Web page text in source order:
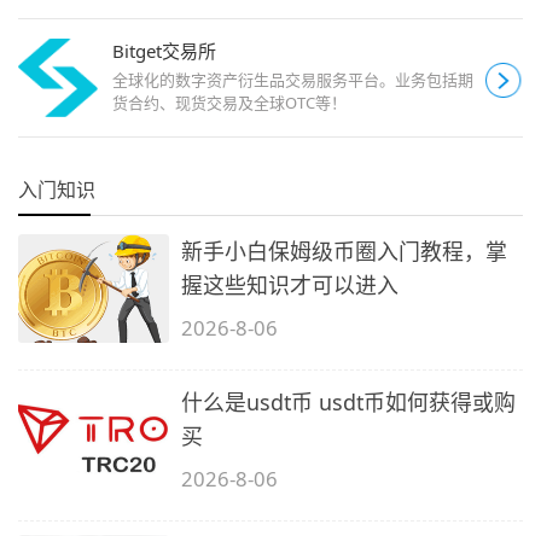
Bitget交易所
全球化的数字资产衍生品交易服务平台。业务包括期
货合约、现货交易及全球OTC等！
入门知识
新手小白保姆级币圈入门教程，掌
握这些知识才可以进入
2026-8-06
什么是usdt币 usdt币如何获得或购
买
2026-8-06